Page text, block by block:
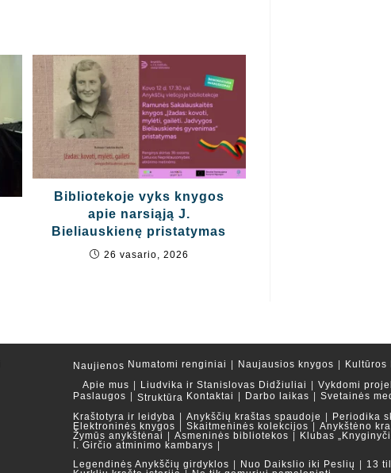
Bibliotekoje vyks knygos
apie narsiąją J.
Bieliauskienę pristatymas
26 vasario, 2026
Naujienos Numatomi renginiai Naujausios knygos
Kultūros
Apie mus
Liudvika ir Stanislovas Didžiuliai Vykdomi
Paslaugos
Struktūra Kontaktai Darbo laikas
Svetainės
Kraštotyra ir leidyba
Anykščių kraštas spaudoje
Periodika
Elektroninės knygos
Skaitmeninės kolekcijos
Anykštėno
Žymūs anykštėnai
Asmeninės bibliotekos
Klubas
I. Girčio atminimo kambarys
Legendinės Anykščių girdyklos
Nuo Daikslio iki Peslių
13